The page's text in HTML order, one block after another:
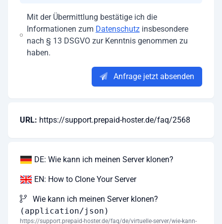
Mit der Übermittlung bestätige ich die
Informationen zum Datenschutzinsbesondere
nach § 13 DSGVO zur Kenntnis genommen zu
haben.
Anfrage jetzt absenden
URL: https://support.prepaid-hoster.de/faq/2568
DE: Wie kann ich meinen Server klonen?
EN: How to Clone Your Server
Wie kann ich meinen Server klonen?
(application/json)
https://support.prepaid-hoster.de/faq/de/virtuelle-server/wie-kann-